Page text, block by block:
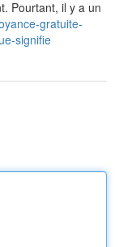
Pourtant, il y a un
gratuite-
signifie